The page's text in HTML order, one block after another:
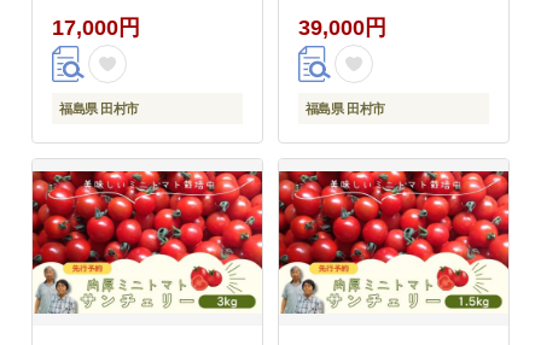
味しい 希少 福島県 田
村市 鈴木農園 でんじろ
うさん N046-005-R8
17,000円
福島県 田村市
39,000円
福島県 田村市